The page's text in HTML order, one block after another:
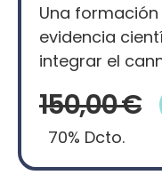
Una
evidencia
integrar el
150,00 €
70% Dcto.